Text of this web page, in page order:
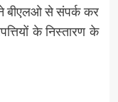
बीएलओ से संपर्क कर
के निस्तारण के